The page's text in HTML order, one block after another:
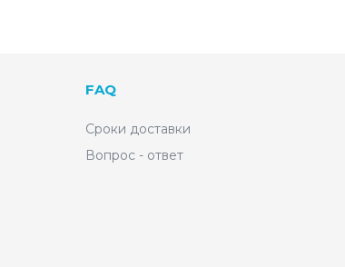
FAQ
Сроки доставки
Вопрос - ответ